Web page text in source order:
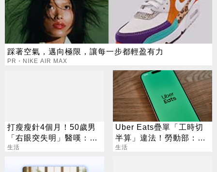
踩著空氣，邁向極限，讓每一步都輕盈有力
PR・NIKE AIR MAX
打瘦瘦針4個月！50歲男
「右眼突失明」醫嘆：無
法恢復
生活
Uber Eats疊單「工時切
半算」違法！勞動部：每
案可罰2萬
生活